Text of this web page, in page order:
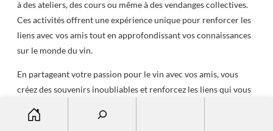
à des ateliers, des cours ou même à des vendanges collectives.
Ces activités offrent une expérience unique pour renforcer les
liens avec vos amis tout en approfondissant vos connaissances
sur le monde du vin.
En partageant votre passion pour le vin avec vos amis, vous
créez des souvenirs inoubliables et renforcez les liens qui vous
dégustation de vin ou même planifier des voyages dans les